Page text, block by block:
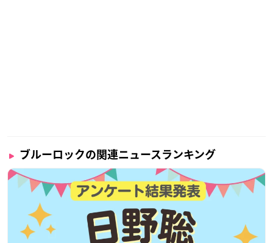
ブルーロックの関連ニュースランキング